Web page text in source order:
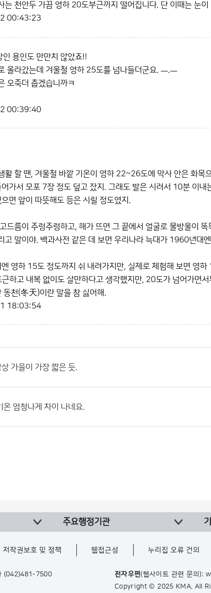
는 천안두 가끔 영하 20도부근까지 떨어집니다. 단 이때는 눈
00:43:23
인 용인도 만만치 않았죠!!
올라갔는데 겨울철 영하 25도를 넘나들더군요. ㅡ.ㅡ
오죽더 춥겠습니까ㅋ
00:39:40
활 할 땐, 겨울철 바깥 기온이 영하 22~26도에 막사 안은 화
가서 모포 7장 정도 덮고 잤지. 그래도 발은 시려서 10분 이내
면 앞이 따뜻해도 등은 시릴 정도였지.
드름이 주렁주렁하고, 해가 뜨면 그 끝에서 얼굴로 물방울이
고 말이야. 백과사전 같은 데 보면 우리나라 늑대가 1960년대
영하 15도 정도까지 쉬 내려가지만, 실제로 체험해 보면 영
하고 내복 없이도 살만하다고 생각했지만, 20도가 넘어가면
동천(冬天)이란 말을 참 싫어해.
18:03:54
가을이 가장 짧은 듯.
온 엄청나게 차이 나네요.
주요행정기관
저작권보호 및 정책 웹접근성 누리집 오류 건의
(042)481-7500
전자우편(웹사이트 관련 문의
Copyright © 2025 KMA. All